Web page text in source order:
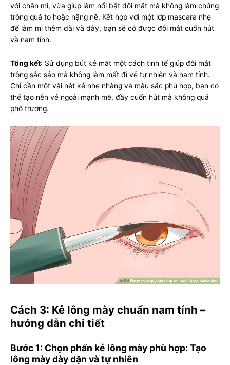
với chân mi, vừa giúp làm nổi bật đôi mắt mà không làm chúng
trông quá to hoặc nặng nề. Kết hợp với một lớp mascara nhẹ
để làm mi thêm dài và dày, bạn sẽ có được đôi mắt cuốn hút
và nam tính.
Tổng kết: Sử dụng bút kẻ mắt một cách tinh tế giúp đôi mắt
trông sắc sảo mà không làm mất đi vẻ tự nhiên và nam tính.
Chỉ cần một vài nét kẻ nhẹ nhàng và màu sắc phù hợp, bạn có
thể tạo nên vẻ ngoài mạnh mẽ, đầy cuốn hút mà không quá
phô trương.
Cách 3: Kẻ lông mày chuẩn nam tính –
hướng dẫn chi tiết
Bước 1: Chọn phấn kẻ lông mày phù hợp: Tạo
lông mày dày dặn và tự nhiên